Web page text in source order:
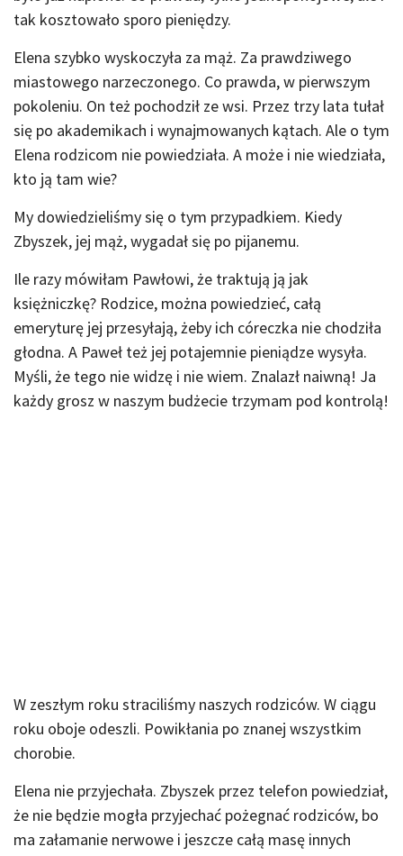
tak kosztowało sporo pieniędzy.
Elena szybko wyskoczyła za mąż. Za prawdziwego
miastowego narzeczonego. Co prawda, w pierwszym
pokoleniu. On też pochodził ze wsi. Przez trzy lata tułał
się po akademikach i wynajmowanych kątach. Ale o tym
Elena rodzicom nie powiedziała. A może i nie wiedziała,
kto ją tam wie?
My dowiedzieliśmy się o tym przypadkiem. Kiedy
Zbyszek, jej mąż, wygadał się po pijanemu.
Ile razy mówiłam Pawłowi, że traktują ją jak
księżniczkę? Rodzice, można powiedzieć, całą
emeryturę jej przesyłają, żeby ich córeczka nie chodziła
głodna. A Paweł też jej potajemnie pieniądze wysyła.
Myśli, że tego nie widzę i nie wiem. Znalazł naiwną! Ja
każdy grosz w naszym budżecie trzymam pod kontrolą!
W zeszłym roku straciliśmy naszych rodziców. W ciągu
roku oboje odeszli. Powikłania po znanej wszystkim
chorobie.
Elena nie przyjechała. Zbyszek przez telefon powiedział,
że nie będzie mogła przyjechać pożegnać rodziców, bo
ma załamanie nerwowe i jeszcze całą masę innych